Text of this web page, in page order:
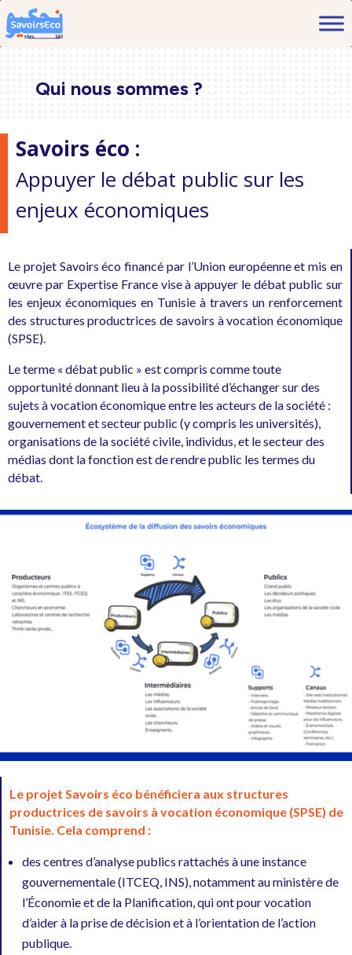
Qui nous sommes ?
Savoirs éco :
Appuyer le débat public sur les
enjeux économiques
Le projet Savoirs éco financé par l’Union européenne et mis en
œuvre par Expertise France vise à appuyer le débat public sur
les enjeux économiques en Tunisie à travers un renforcement
des structures productrices de savoirs à vocation économique
(SPSE).
Le terme « débat public » est compris comme toute
opportunité donnant lieu à la possibilité d’échanger sur des
sujets à vocation économique entre les acteurs de la société :
gouvernement et secteur public (y compris les universités),
organisations de la société civile, individus, et le secteur des
médias dont la fonction est de rendre public les termes du
débat.
Le projet Savoirs éco bénéficiera aux structures
productrices de savoirs à vocation économique (SPSE) de
Tunisie. Cela comprend :
des centres d’analyse publics rattachés à une instance
gouvernementale (ITCEQ, INS), notamment au ministère de
l’Économie et de la Planification, qui ont pour vocation
d’aider à la prise de décision et à l’orientation de l’action
publique.